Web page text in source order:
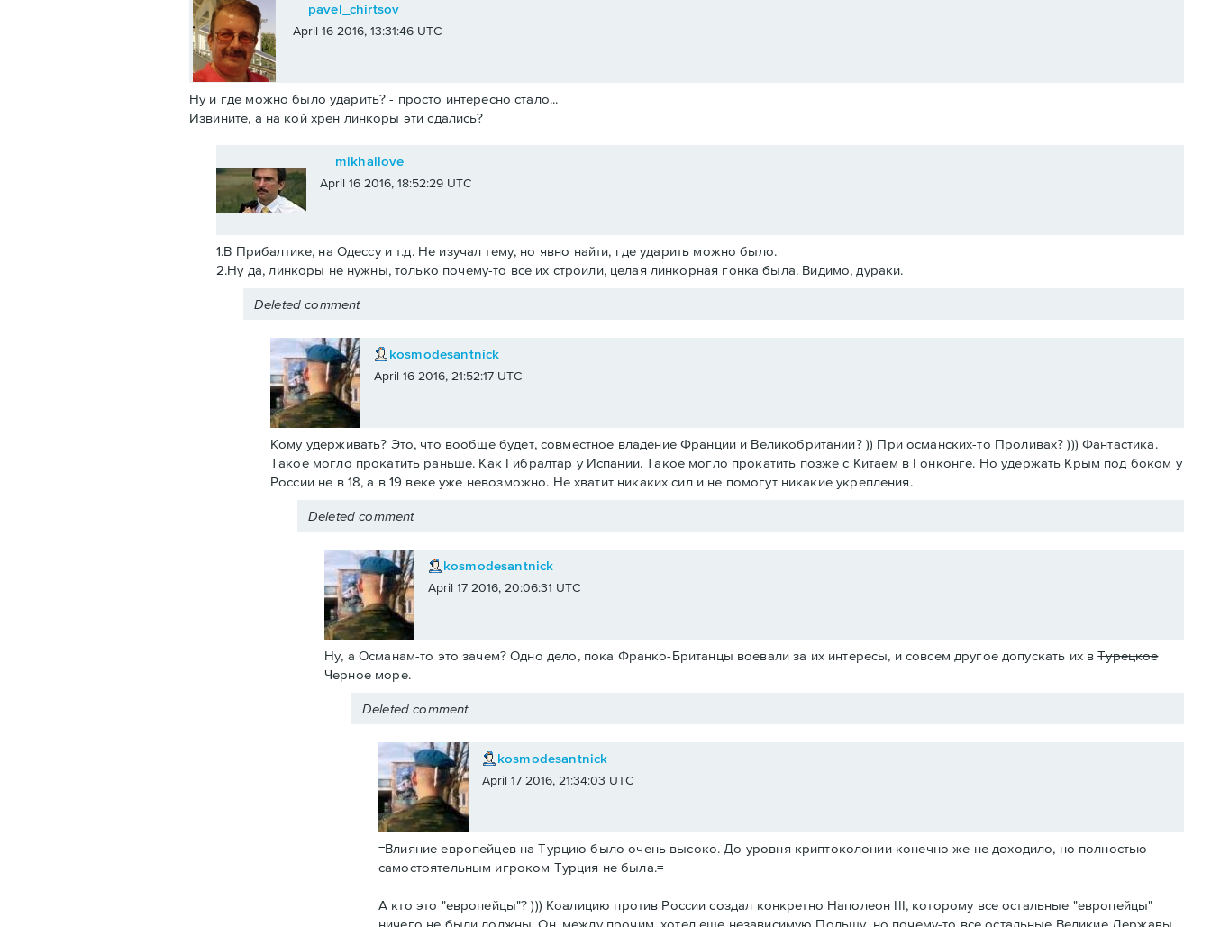
pavel_chirtsov
April 16 2016, 13:31:46 UTC
Ну и где можно было ударить? - просто интересно стало...
Извините, а на кой хрен линкоры эти сдались?
mikhailove
April 16 2016, 18:52:29 UTC
1.В Прибалтике, на Одессу и т.д. Не изучал тему, но явно найти, где ударить можно было.
2.Ну да, линкоры не нужны, только почему-то все их строили, целая линкорная гонка была. Видимо, дураки.
Deleted comment
kosmodesantnick
April 16 2016, 21:52:17 UTC
Кому удерживать? Это, что вообще будет, совместное владение Франции и Великобритании? )) При османских-то Проливах? ))) Фантастика.
Такое могло прокатить раньше. Как Гибралтар у Испании. Такое могло прокатить позже с Китаем в Гонконге. Но удержать Крым под боком у
России не в 18, а в 19 веке уже невозможно. Не хватит никаких сил и не помогут никакие укрепления.
Deleted comment
kosmodesantnick
April 17 2016, 20:06:31 UTC
Ну, а Османам-то это зачем? Одно дело, пока Франко-Британцы воевали за их интересы, и совсем другое допускать их вТурецкое
Черное море.
Deleted comment
kosmodesantnick
April 17 2016, 21:34:03 UTC
=Влияние европейцев на Турцию было очень высоко. До уровня криптоколонии конечно же не доходило, но полностью
самостоятельным игроком Турция не была.=
А кто это "европейцы"? ))) Коалицию против России создал конкретно Наполеон III, которому все остальные "европейцы"